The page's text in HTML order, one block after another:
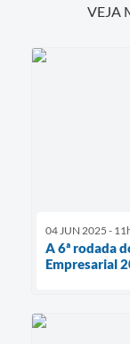
VEJA
04 JUN 2025 -
A 6ª rodada
Empresarial